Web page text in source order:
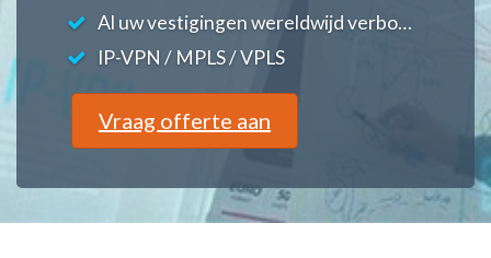
Al uw vestigingen wereldwijd verbonden
IP-VPN / MPLS / VPLS
Vraag offerte aan